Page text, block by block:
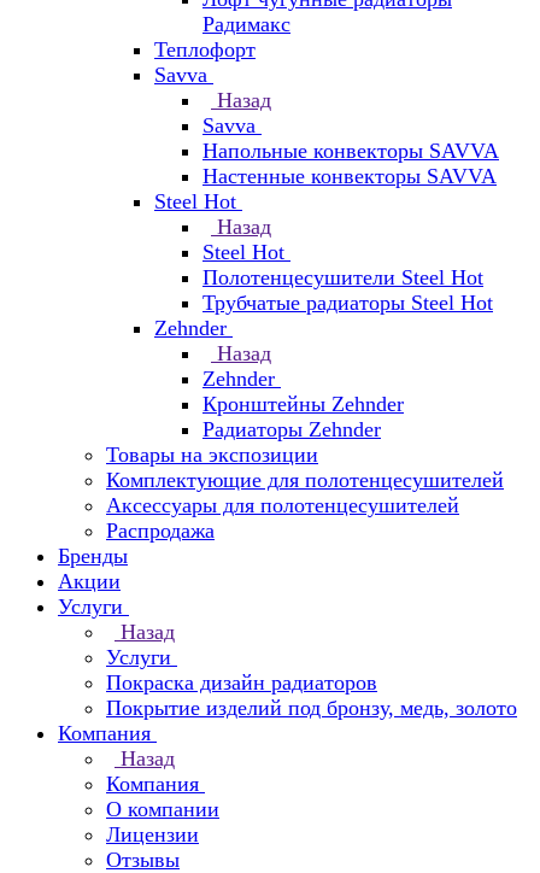
Радимакс
Теплофорт
Savva
Назад
Savva
Напольные конвекторы SAVVA
Настенные конвекторы SAVVA
Steel Hot
Назад
Steel Hot
Полотенцесушители Steel Hot
Трубчатые радиаторы Steel Hot
Zehnder
Назад
Zehnder
Кронштейны Zehnder
Радиаторы Zehnder
Товары на экспозиции
Комплектующие для полотенцесушителей
Аксессуары для полотенцесушителей
Распродажа
Бренды
Акции
Услуги
Назад
Услуги
Покраска дизайн радиаторов
Покрытие изделий под бронзу, медь, золото
Компания
Назад
Компания
О компании
Лицензии
Отзывы